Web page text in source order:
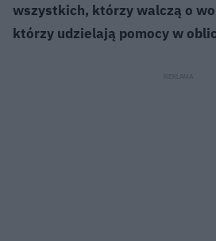
wszystkich, którzy walczą o
którzy udzielają pomocy w